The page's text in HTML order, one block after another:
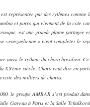
représentée par des rythmes
et porro qui viennent de la côte
est une grande plaine partagée
vénézuélienne » vient compléter le
aussi le rythme du choro brésilien.
XXème siècle. Choro veut dire en
des milliers de choros.
le groupe AMBAR s’est produit
Gaveau à Paris et la Salle